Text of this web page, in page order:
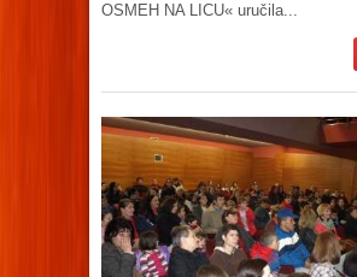
OSMEH NA LICU« uručila...